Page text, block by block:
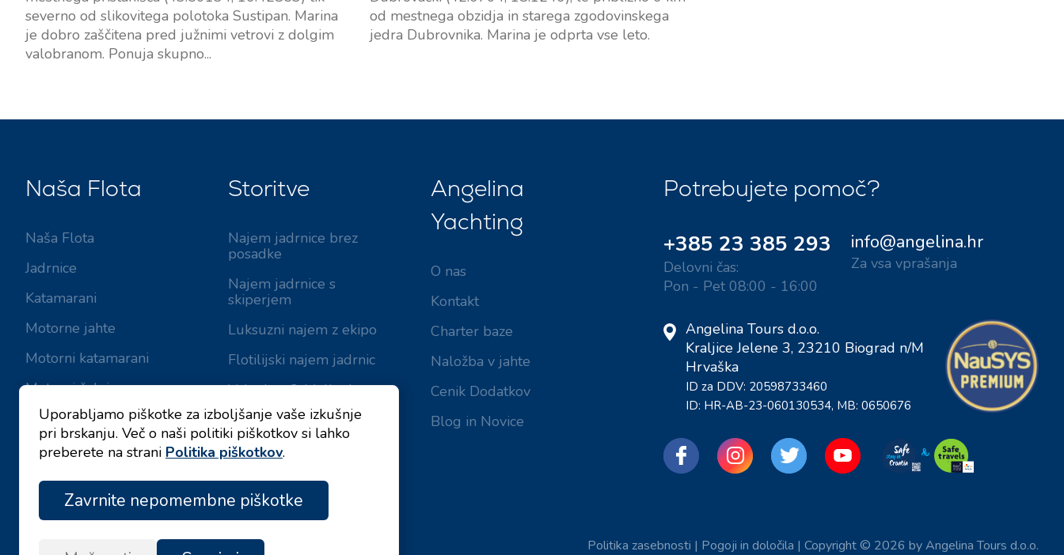
severno od slikovitega polotoka Sustipan. Marina
je dobro zaščitena pred južnimi vetrovi z dolgim
valobranom. Ponuja skupno...
od mestnega obzidja in starega zgodovinskega
jedra Dubrovnika. Marina je odprta vse leto.
Naša Flota
Naša Flota
Jadrnice
Katamarani
Motorne jahte
Motorni katamarani
Motorni čolni
Storitve
Najem jadrnice brez
posadke
Najem jadrnice s
skiperjem
Luksuzni najem z ekipo
Flotilijski najem jadrnic
Valovie - Oddaljeni
Pomočnik za Jadranje
Najem katamaranov Bali
Angelina
Yachting
O nas
Kontakt
Charter baze
Naložba v jahte
Cenik Dodatkov
Blog in Novice
Potrebujete pomoč?
+385 23 385 293
Delovni čas:
Pon - Pet 08:00 - 16:00
info@angelina.hr
Za vsa vprašanja
Angelina Tours d.o.o.
Kraljice Jelene 3, 23210 Biograd n/M
Hrvaška
ID za DDV: 20598733460
ID: HR-AB-23-060130534, MB: 0650676
Politika zasebnosti | Pogoji in določila | Copyright © 2026 by Angelina Tours d.o.o.
Uporabljamo piškotke za izboljšanje vaše izkušnje
pri brskanju. Več o naši politiki piškotkov si lahko
preberete na strani Politika piškotkov.
Zavrnite nepomembne piškotke